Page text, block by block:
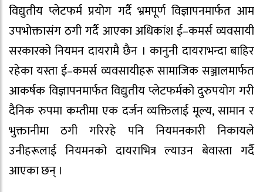
विद्युतीय प्लेटफर्म प्रयोग गर्दै भ्रमपूर्ण विज्ञापनमार्फत आम
उपभोक्तासंग ठगी गर्दै आएका अधिकांश ई–कमर्स व्यवसायी
सरकारको नियमन दायरामै छैन । कानुनी दायराभन्दा बाहिर
रहेका यस्ता ई–कमर्स व्यवसायीहरू सामाजिक सञ्जालमार्फत
आकर्षक विज्ञापनमार्फत विद्युतीय प्लेटफर्मको दुरुपयोग गरी
दैनिक रुपमा कम्तीमा एक दर्जन व्यक्तिलाई मूल्य, सामान र
भुक्तानीमा ठगी गरिरहे पनि नियमनकारी निकायले
उनीहरूलाई नियमनको दायराभित्र ल्याउन बेवास्ता गर्दै
आएका छन् ।